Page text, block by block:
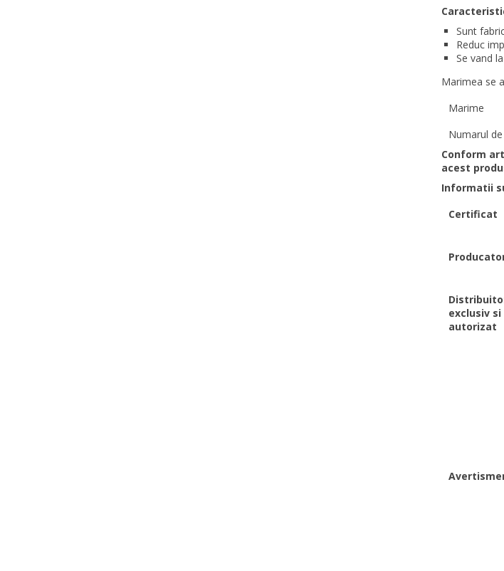
Sunt
Reduc
Se vand
Marimea se
Marime
Numarul
Conform
acest
Informatii
Certificat
exclusiv si
autorizat